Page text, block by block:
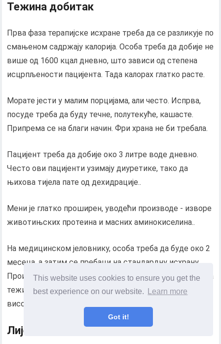
This website uses cookies to ensure you get the
best experience on our website.
Learn more
Got it!
Тежина добитак
Прва фаза терапијске исхране треба да се разликује по
смањеном садржају калорија. Особа треба да добије не
више од 1600 кцал дневно, што зависи од степена
исцрпљености пацијента. Тада калорах глатко расте.
Морате јести у малим порцијама, али често. Испрва,
посуде треба да буду течне, полутекуће, кашасте.
Припрема се на благи начин. Фри храна не би требала.
Пацијент треба да добије око 3 литре воде дневно.
Често ови пацијенти узимају диуретике, тако да
њихова тијела пате од дехидрације..
Мени је глатко проширен, уводећи производе - изворе
животињских протеина и масних аминокиселина..
На медицинском јеловнику, особа треба да буде око 2
месеца, а затим се пребаци на стандардну исхрану.
Производи се припремају као и обично. Док се телесна
тежина не врати у нормалу, особа треба да прима
висококалоричне оброке..
Лијекови